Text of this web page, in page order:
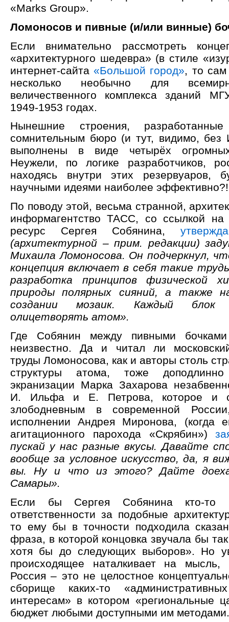
«Marks Group».
Ломоносов и пивные (и/или винные)
Если внимательно рассмотреть
«архитектурного шедевра» (в стиле
интернет-сайта«Большой город» , то
несколько необычно для
величественного комплекса зданий
1949-1953 годах.
Нынешние строения,
сомнительным бюро (и тут, видимо,
выполнены в виде четырёх
Неужели, по логике разработчиков,
находясь внутри этих резервуаров,
научными идеями наиболее эффективно?!
По поводу этой, весьма странной,
информагентство ТАСС, со ссылкой
ресурс Сергея Собянина,
(архитектурной – прим. редакции)
Михаила Ломоносова. Он подчеркнул,
концепция включает в себя такие
разработка принципов физической
природы полярных сияний, а также
создании мозаик. Каждый блок
олицетворять атом».
Где Собянин между пивными бочками
неизвестно. Да и читал ли
труды Ломоносова, как и авторы столь
структуры атома, тоже
экранизации Марка Захарова
И. Ильфа и Е. Петрова, которое и
злободневным в современной
исполнении Андрея Миронова, (когда
агитационного парохода «Скрябин»)
пускай у нас разные вкусы. Давайте
вообще за условное искусство, да, я
вы. Ну и что из этого? Дайте
Самары».
Если бы Сергея Собянина кто-то
ответственности за подобные
то ему бы в точности подходила
фраза, в которой концовка звучала бы
хотя бы до следующих выборов». Но
происходящее наталкивает на мысль,
Россия – это не целостное
сборище каких-то
интересам» в котором «региональные
бюджет любыми доступными им методами.